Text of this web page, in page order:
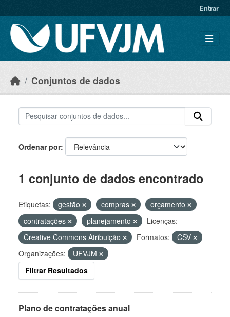
Entrar
Conjuntos de dados
Ordenar por
1 conjunto de dados encontrado
Etiquetas: gestão compras
orçamento
contratações
planejamento
Licenças:
Creative Commons Atribuição
Formatos:
CSV
Organizações:
UFVJM
Filtrar Resultados
Plano de contratações anual